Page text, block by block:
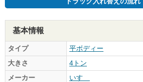
基本情報
タイプ
平ボディー
大きさ
4トン
メーカー
いすゞ